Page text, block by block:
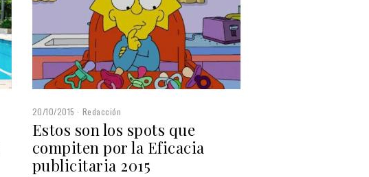
20/10/2015 Redacción
Estos son los spots que
compiten por la Eficacia
publicitaria 2015